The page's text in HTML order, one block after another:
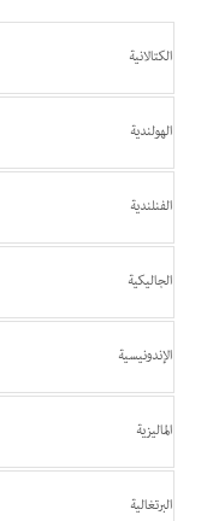
الكتالانية
الهولندية
الفنلندية
الجاليكية
الإندونيسية
الماليزية
البرتغالية